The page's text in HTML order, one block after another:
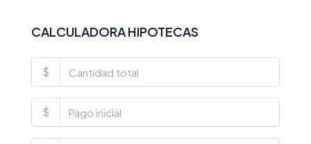
CALCULADORA HIPOTECAS
$
$